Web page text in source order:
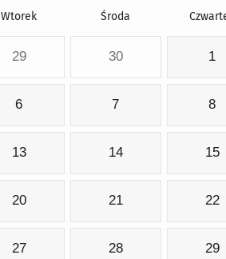
Wtorek Środa
29 30 1
6 7 8
13 14 15
20 21 22
27 28 29